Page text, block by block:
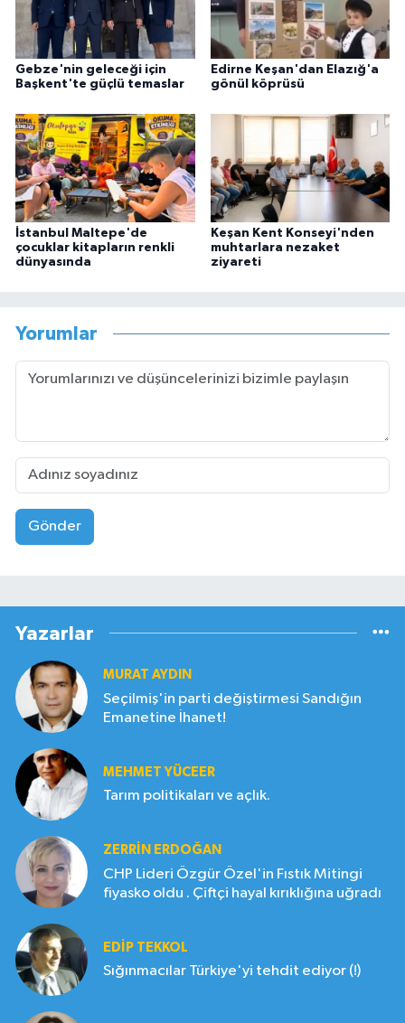
Gebze'nin geleceği için
Başkent'te güçlü temaslar
Edirne Keşan'dan Elazığ'a
gönül köprüsü
İstanbul Maltepe'de
çocuklar kitapların renkli
dünyasında
Keşan Kent Konseyi'nden
muhtarlara nezaket
ziyareti
Yorumlar
Gönder
Yazarlar
MURAT AYDIN
Seçilmiş'in parti değiştirmesi Sandığın
Emanetine İhanet!
MEHMET YÜCEER
Tarım politikaları ve açlık.
ZERRIN ERDOĞAN
CHP Lideri Özgür Özel'in Fıstık Mitingi
fiyasko oldu . Çiftçi hayal kırıklığına uğradı
EDIP TEKKOL
Sığınmacılar Türkiye'yi tehdit ediyor (!)